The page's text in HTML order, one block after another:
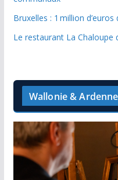
Bruxelles : 1 million
Le restaurant La Chaloupe
Wallonie &